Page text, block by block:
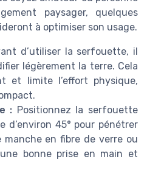
paysager, quelques
à optimiser son usage.
d’utiliser la serfouette, il
légèrement la terre. Cela
et limite l’effort physique,
: Positionnez la serfouette
d’environ 45° pour pénétrer
manche en fibre de verre ou
bonne prise en main et